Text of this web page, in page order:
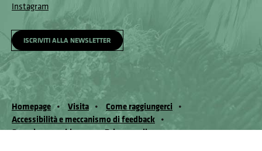
Instagram
ISCRIVITI ALLA NEWSLETTER
Homepage Visita
Come raggiungerci
Accessibilità e meccanismo di feedback
Segnala un problema
Privacy policy